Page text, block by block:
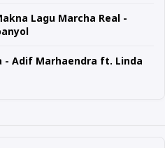
Lagu Marcha Real -
- Adif Marhaendra ft. Linda